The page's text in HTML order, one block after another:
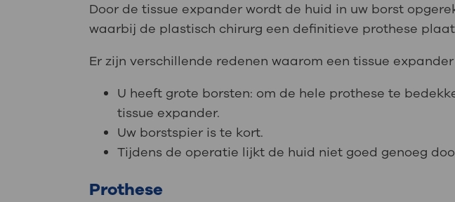
Door de tissue expander wordt de huid in uw borst
waarbij de plastisch chirurg een definitieve prothese
Er zijn verschillende redenen waarom een tissue
U heeft grote borsten: om de hele prothese te
tissue expander.
Uw borstspier is te kort.
Tijdens de operatie lijkt de huid niet goed genoeg
Prothese